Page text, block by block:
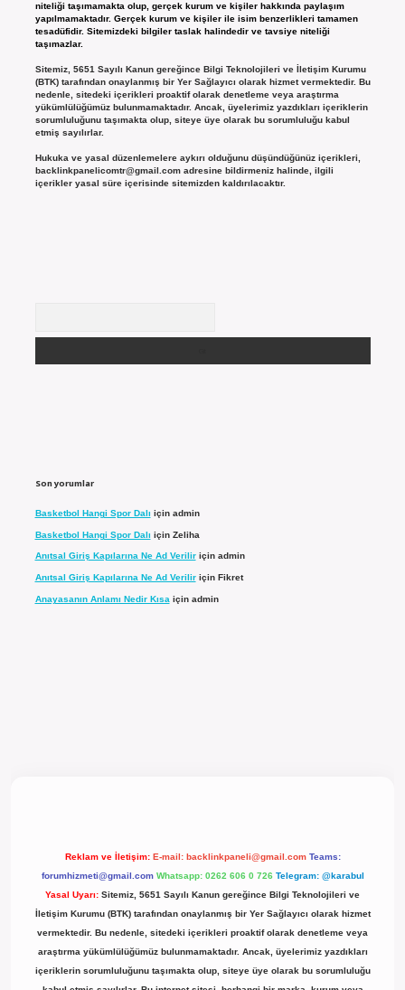
niteliği taşımamakta olup, gerçek kurum ve kişiler hakkında paylaşım
yapılmamaktadır. Gerçek kurum ve kişiler ile isim benzerlikleri tamamen
tesadüfidir. Sitemizdeki bilgiler taslak halindedir ve tavsiye niteliği
taşımazlar.
Sitemiz, 5651 Sayılı Kanun gereğince Bilgi Teknolojileri ve İletişim Kurumu
(BTK) tarafından onaylanmış bir Yer Sağlayıcı olarak hizmet vermektedir. Bu
nedenle, sitedeki içerikleri proaktif olarak denetleme veya araştırma
yükümlülüğümüz bulunmamaktadır. Ancak, üyelerimiz yazdıkları içeriklerin
sorumluluğunu taşımakta olup, siteye üye olarak bu sorumluluğu kabul
etmiş sayılırlar.
Hukuka ve yasal düzenlemelere aykırı olduğunu düşündüğünüz içerikleri,
backlinkpanelicomtr@gmail.comadresine bildirmeniz halinde, ilgili
içerikler yasal süre içerisinde sitemizden kaldırılacaktır.
Son yorumlar
Basketbol Hangi Spor Dalı için admin
Basketbol Hangi Spor Dalı için Zeliha
Anıtsal Giriş Kapılarına Ne Ad Veriliriçin admin
Anıtsal Giriş Kapılarına Ne Ad Veriliriçin Fikret
Anayasanın Anlamı Nedir Kısa için admin
Reklam ve İletişim: E-mail: backlinkpaneli@gmail.com Teams:
forumhizmeti@gmail.com Whatsapp: 0262 606 0 726 Telegram: @karabul
Yasal Uyarı: Sitemiz, 5651 Sayılı Kanun gereğince Bilgi Teknolojileri ve
İletişim Kurumu (BTK) tarafından onaylanmış bir Yer Sağlayıcı olarak hizmet
vermektedir. Bu nedenle, sitedeki içerikleri proaktif olarak denetleme veya
araştırma yükümlülüğümüz bulunmamaktadır. Ancak, üyelerimiz yazdıkları
içeriklerin sorumluluğunu taşımakta olup, siteye üye olarak bu sorumluluğu